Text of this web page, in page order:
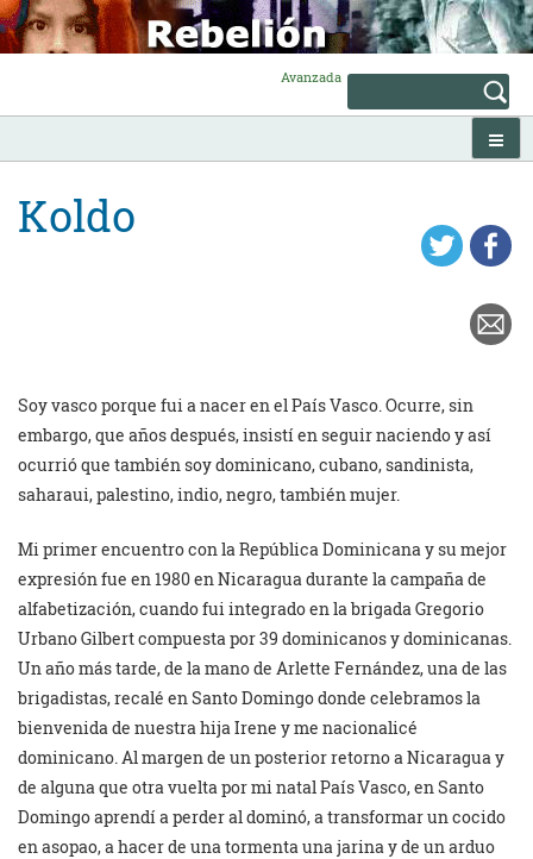
Skip
to
content
Avanzada
Koldo
Soy vasco porque fui a nacer en el País Vasco. Ocurre, sin
embargo, que años después, insistí en seguir naciendo y así
ocurrió que también soy dominicano, cubano, sandinista,
saharaui, palestino, indio, negro, también mujer.
Mi primer encuentro conla RepúblicaDominicanay su mejor
expresión fue en 1980 en Nicaragua durante la campaña de
alfabetización, cuando fui integrado en la brigada Gregorio
Urbano Gilbert compuesta por 39 dominicanos y dominicanas.
Un año más tarde, de la mano de Arlette Fernández, una de las
brigadistas, recalé en Santo Domingo donde celebramos la
bienvenida de nuestra hija Irene y me nacionalicé
dominicano. Al margen de un posterior retorno a Nicaragua y
de alguna que otra vuelta por mi natal País Vasco, en Santo
Domingo aprendí a perder al dominó, a transformar un cocido
en asopao, a hacer de una tormenta una jarina y de un arduo